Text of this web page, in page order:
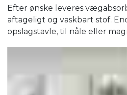
Efter ønske leveres
aftageligt og vaskbart stof.
opslagstavle, til nåle eller